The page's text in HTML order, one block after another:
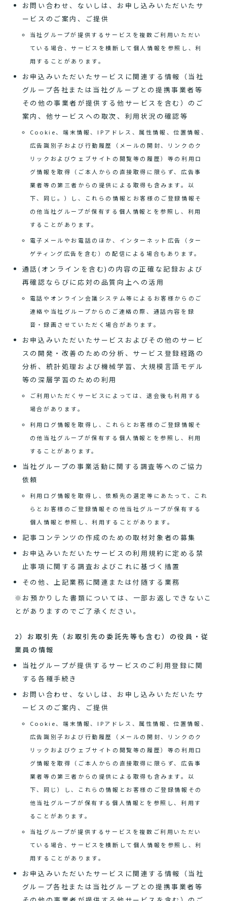
お問い合わせ、ないしは、お申し込みいただいたサ
ービスのご案内、ご提供
当社グループが提供するサービスを複数ご利用いただい
ている場合、サービスを横断して個人情報を参照し、利
用することがあります。
お申込みいただいたサービスに関連する情報（当社
グループ各社または当社グループとの提携事業者等
その他の事業者が提供する他サービスを含む）のご
案内、他サービスへの取次、利用状況の確認等
Cookie、端末情報、IPアドレス、属性情報、位置情報、
広告識別子および行動履歴（メールの開封、リンクのク
リックおよびウェブサイトの閲覧等の履歴）等の利用ロ
グ情報を取得（ご本人からの直接取得に限らず、広告事
業者等の第三者からの提供による取得も含みます。以
下、同じ。）し、これらの情報とお客様のご登録情報そ
の他当社グループが保有する個人情報とを参照し、利用
することがあります。
電子メールやお電話のほか、インターネット広告（ター
ゲティング広告を含む）の配信による場合もあります。
通話(オンラインを含む)の内容の正確な記録および
再確認ならびに応対の品質向上への活用
電話やオンライン会議システム等によるお客様からのご
連絡や当社グループからのご連絡の際、通話内容を録
音・録画させていただく場合があります。
お申込みいただいたサービスおよびその他のサービ
スの開発・改善のための分析、サービス登録経路の
分析、統計処理および機械学習、大規模言語モデル
等の深層学習のための利用
ご利用いただくサービスによっては、退会後も利用する
場合があります。
利用ログ情報を取得し、これらとお客様のご登録情報そ
の他当社グループが保有する個人情報とを参照し、利用
することがあります。
当社グループの事業活動に関する調査等へのご協力
依頼
利用ログ情報を取得し、依頼先の選定等にあたって、これ
らとお客様のご登録情報その他当社グループが保有する
個人情報と参照し、利用することがあります。
記事コンテンツの作成のための取材対象者の募集
お申込みいただいたサービスの利用規約に定める禁
止事項に関する調査およびこれに基づく措置
その他、上記業務に関連または付随する業務
※お預かりした書類については、一部お返しできないこ
とがありますのでご了承ください。
2）お取引先（お取引先の委託先等も含む）の役員・従
業員の情報
当社グループが提供するサービスのご利用登録に関
する各種手続き
お問い合わせ、ないしは、お申し込みいただいたサ
ービスのご案内、ご提供
Cookie、端末情報、IPアドレス、属性情報、位置情報、
広告識別子および行動履歴（メールの開封、リンクのク
リックおよびウェブサイトの閲覧等の履歴）等の利用ロ
グ情報を取得（ご本人からの直接取得に限らず、広告事
業者等の第三者からの提供による取得も含みます。以
下、同じ）し、これらの情報とお客様のご登録情報その
他当社グループが保有する個人情報とを参照し、利用す
ることがあります。
当社グループが提供するサービスを複数ご利用いただい
ている場合、サービスを横断して個人情報を参照し、利
用することがあります。
お申込みいただいたサービスに関連する情報（当社
グループ各社または当社グループとの提携事業者等